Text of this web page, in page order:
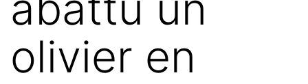
olivier en